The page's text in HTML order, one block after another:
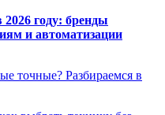
году: бренды
и автоматизации
точные? Разбираемся в